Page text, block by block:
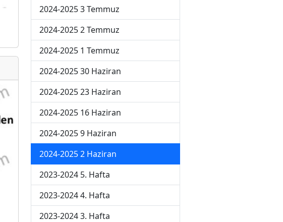
2024-2025 3 Temmuz
2024-2025 2 Temmuz
2024-2025 1 Temmuz
2024-2025 30 Haziran
2024-2025 23 Haziran
2024-2025 16 Haziran
2024-2025 9 Haziran
2024-2025 2 Haziran
2023-2024 5. Hafta
2023-2024 4. Hafta
2023-2024 3. Hafta